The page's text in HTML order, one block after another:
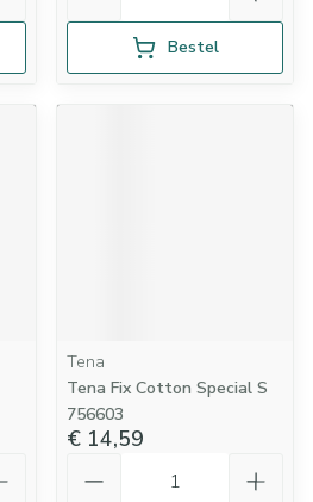
Bestel
Tena
Tena Fix Cotton Special S
756603
€ 14,59